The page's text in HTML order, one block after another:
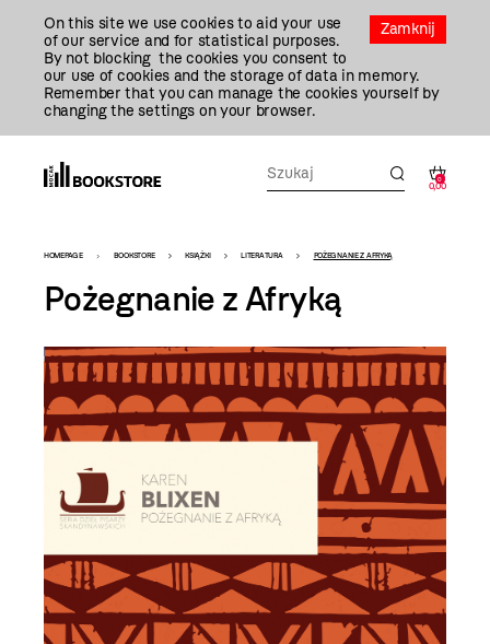
Zamknij
On this site we use cookies to aid your use
of our service and for statistical purposes.
By not blocking the cookies you consent to
our use of cookies and the storage of data in memory.
Remember that you can manage the cookies yourself by
changing the settings on your browser.
0
0,00
Bookstore
-
szablon
szczegóły
HOMEPAGE BOOKSTORE KSIĄŻKI LITERATURA POŻEGNANIE Z AFRYKĄ
Pożegnanie z Afryką